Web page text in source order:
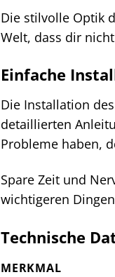
Die stilvolle Optik
Welt, dass dir
Einfache
Die Installation
detaillierten
Probleme haben,
Spare Zeit und
wichtigeren
Technische
MERKMAL